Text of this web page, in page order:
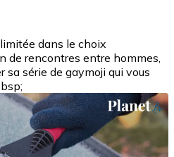
dans le choix
de rencontres entre hommes,
sa série de gaymoji qui vous